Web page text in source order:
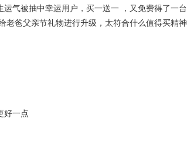
气被抽中幸运用户，买一送一 ，又免费得了一台
老爸父亲节礼物进行升级，太符合什么值得买精神
好一点